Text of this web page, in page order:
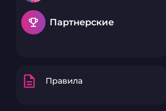
emoji_events Партнерские
description Правила